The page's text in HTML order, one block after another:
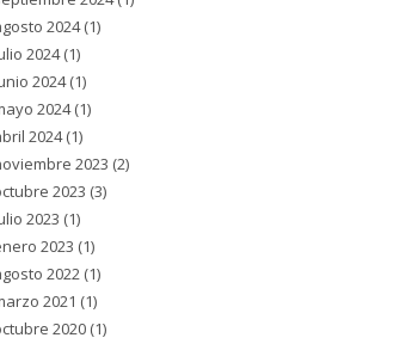
2024(1)
2024(1)
2024(1)
2024(1)
2024(1)
2023 (2)
2023 (3)
2023 (1)
2023 (1)
2022(1)
2021 (1)
2020(1)